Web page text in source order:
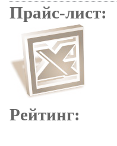
Прайс-лист:
Рейтинг: